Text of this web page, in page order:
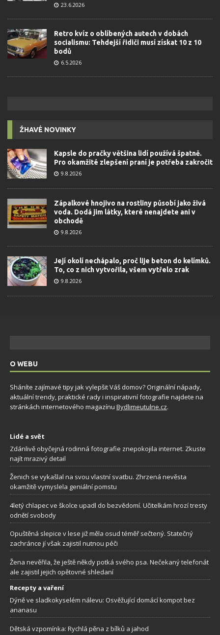
23.6.2026
Retro kvíz o oblíbených autech v dobách
socialismu: Tehdejší řidiči musí získat 10 z 10
bodů
6.5.2026
ŽHAVÉ NOVINKY
Kapsle do pračky většina lidí používá špatně.
Pro okamžité zlepšení praní je potřeba zakročit
9.8.2026
Zápalkové hnojivo na rostliny působí jako živá
voda. Dodá jim látky, které nenajdete ani v
obchodě
9.8.2026
Její okolí nechápalo, proč lije beton do kelímků.
To, co z nich vytvořila, všem vytřelo zrak
9.8.2026
O WEBU
Sháníte zajímavé tipy jak vylepšit Váš domov? Originální nápady,
aktuální trendy, praktické rady i inspirativní fotografie najdete na
stránkách internetového magazínu Bydlimeutulne.cz.
Lidé a svět
Zdánlivě obyčejná rodinná fotografie znepokojila internet. Zkuste
najít mrazivý detail
Ženich se vykašlal na svou vlastní svatbu. Zhrzená nevěsta
okamžitě vymyslela geniální pomstu
4letý chlapec ve školce upadl do bezvědomí. Učitelkám hrozí tresty
odnětí svobody
Opuštěná slepice v lese již měla osud téměř sečtený. Statečný
zachránce jí však zajistil nutnou péči
Žena nevěřila, že ještě někdy potká svého psa. Nečekaný telefonát
ale zajistil jejich opětovné shledaní
Recepty a vaření
Dýně ve sladkokyselém nálevu: Osvěžující domácí kompot bez
ananasu
Dětská vzpomínka: Rychlá pěna z bílků a jahod